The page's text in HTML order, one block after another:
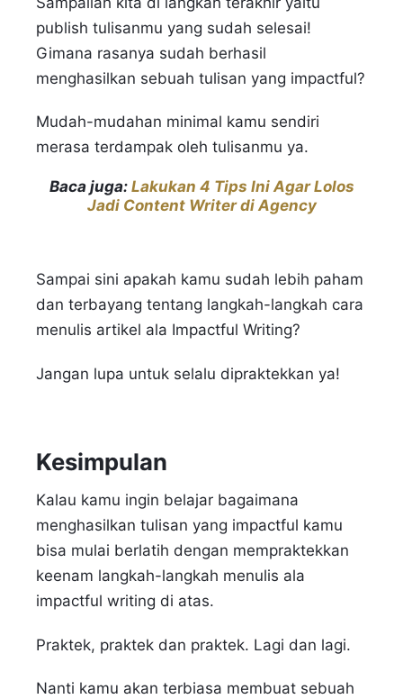
publish tulisanmu yang sudah selesai!
Gimana rasanya sudah berhasil
menghasilkan sebuah tulisan yang impactful?
Mudah-mudahan minimal kamu sendiri
merasa terdampak oleh tulisanmu ya.
Baca juga: Lakukan 4 Tips Ini Agar Lolos
Jadi Content Writer di Agency
Sampai sini apakah kamu sudah lebih paham
dan terbayang tentang langkah-langkah cara
menulis artikel ala Impactful Writing?
Jangan lupa untuk selalu dipraktekkan ya!
Kesimpulan
Kalau kamu ingin belajar bagaimana
menghasilkan tulisan yang impactful kamu
bisa mulai berlatih dengan mempraktekkan
keenam langkah-langkah menulis ala
impactful writing di atas.
Praktek, praktek dan praktek. Lagi dan lagi.
Nanti kamu akan terbiasa membuat sebuah